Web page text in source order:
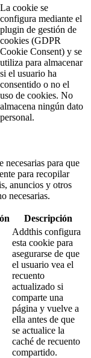
La cookie se
configura mediante el
plugin de gestión de
cookies (GDPR
Cookie Consent) y se
utiliza para almacenar
si el usuario ha
consentido o no el
uso de cookies. No
almacena ningún dato
personal.
necesarias para que
para recopilar
anuncios y otros
necesarias.
Descripción
Addthis configura
esta cookie para
asegurarse de que
el usuario vea el
recuento
actualizado si
comparte una
página y vuelve a
ella antes de que
se actualice la
caché de recuento
compartido.